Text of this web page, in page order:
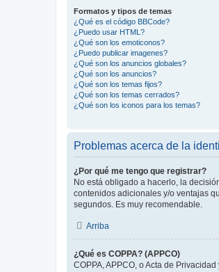
Formatos y tipos de temas
¿Qué es el código BBCode?
¿Puedo usar HTML?
¿Qué son los emoticonos?
¿Puedo publicar imagenes?
¿Qué son los anuncios globales?
¿Qué son los anuncios?
¿Qué son los temas fijos?
¿Qué son los temas cerrados?
¿Qué son los iconos para los temas?
Problemas acerca de la
¿Por qué me tengo que registrar?
No está obligado a hacerlo, la
contenidos adicionales y/o ventajas
segundos. Es muy recomendable.
Arriba
¿Qué es COPPA? (APPCO)
COPPA, APPCO, o Acta de